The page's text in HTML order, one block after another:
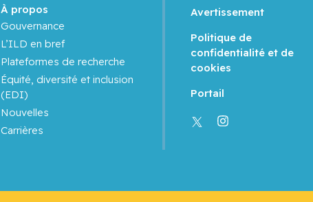
À propos
Gouvernance
L’ILD en bref
Plateformes de recherche
Équité, diversité et inclusion
(EDI)
Nouvelles
Carrières
Avertissement
Politique de
confidentialité et de
cookies
Portail